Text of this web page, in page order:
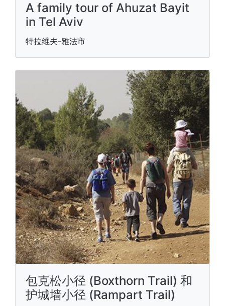
A family tour of Ahuzat Bayit
in Tel Aviv
特拉维夫-雅法市
包克松小径 (Boxthorn Trail) 和
护城墙小径 (Rampart Trail)